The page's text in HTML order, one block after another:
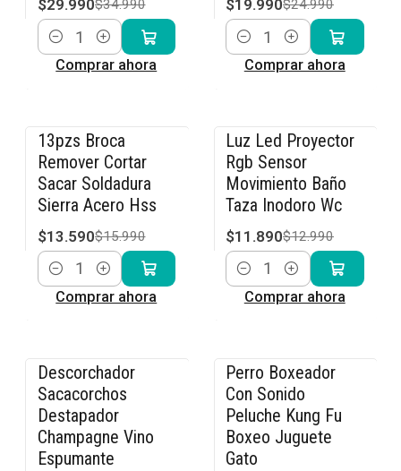
$29.990$34.990
Cantidad
Comprar ahora
$19.990$24.990
Cantidad
Comprar ahora
-15% OFF
13pzs Broca
Remover Cortar
Sacar Soldadura
Sierra Acero Hss
$13.590$15.990
Cantidad
Comprar ahora
-8% OFF
Luz Led Proyector
Rgb Sensor
Movimiento Baño
Taza Inodoro Wc
$11.890$12.990
Cantidad
Comprar ahora
-15% OFF
Descorchador
Sacacorchos
Destapador
Champagne Vino
Espumante
-40% OFF
Perro Boxeador
Con Sonido
Peluche Kung Fu
Boxeo Juguete
Gato